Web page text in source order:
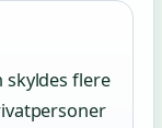
skyldes flere